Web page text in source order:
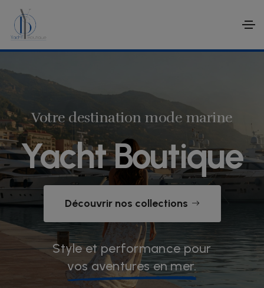
Votre destination mode marine
Yacht Boutique
Découvrir nos collections
Style et performance pour
vos aventures en mer.